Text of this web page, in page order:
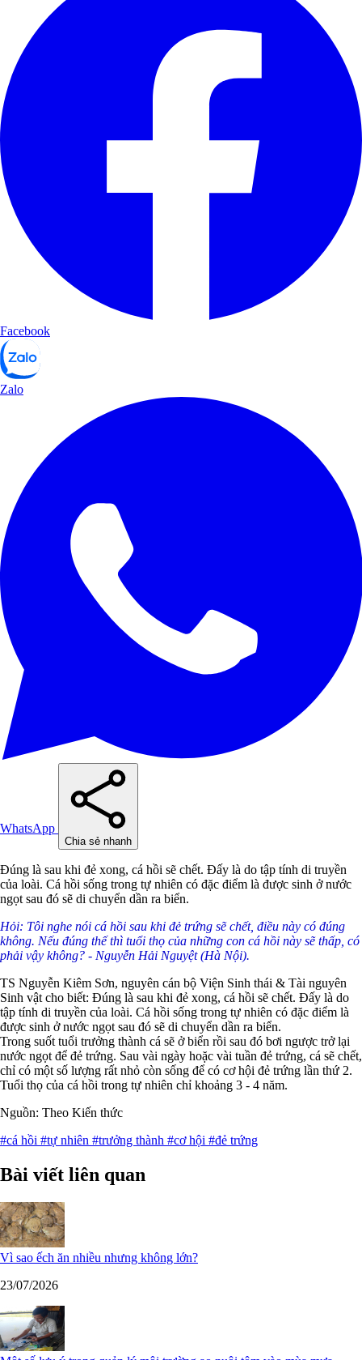
Facebook
Zalo
WhatsApp
Chia sẻ nhanh
Đúng là sau khi đẻ xong, cá hồi sẽ chết. Đấy là do tập tính di truyền
của loài. Cá hồi sống trong tự nhiên có đặc điểm là được sinh ở nước
ngọt sau đó sẽ di chuyển dần ra biển.
Hỏi: Tôi nghe nói cá hồi sau khi đẻ trứng sẽ chết, điều này có đúng
không. Nếu đúng thế thì tuổi thọ của những con cá hồi này sẽ thấp, có
phải vậy không? - Nguyễn Hải Nguyệt (Hà Nội).
TS Nguyễn Kiêm Sơn, nguyên cán bộ Viện Sinh thái & Tài nguyên
Sinh vật cho biết: Đúng là sau khi đẻ xong, cá hồi sẽ chết. Đấy là do
tập tính di truyền của loài. Cá hồi sống trong tự nhiên có đặc điểm là
được sinh ở nước ngọt sau đó sẽ di chuyển dần ra biển.
Trong suốt tuổi trưởng thành cá sẽ ở biển rồi sau đó bơi ngược trở lại
nước ngọt để đẻ trứng. Sau vài ngày hoặc vài tuần đẻ trứng, cá sẽ chết,
chỉ có một số lượng rất nhỏ còn sống để có cơ hội đẻ trứng lần thứ 2.
Tuổi thọ của cá hồi trong tự nhiên chỉ khoảng 3 - 4 năm.
Nguồn: Theo Kiến thức
#cá hồi #tự nhiên #trưởng thành #cơ hội #đẻ trứng
Bài viết liên quan
Vì sao ếch ăn nhiều nhưng không lớn?
23/07/2026